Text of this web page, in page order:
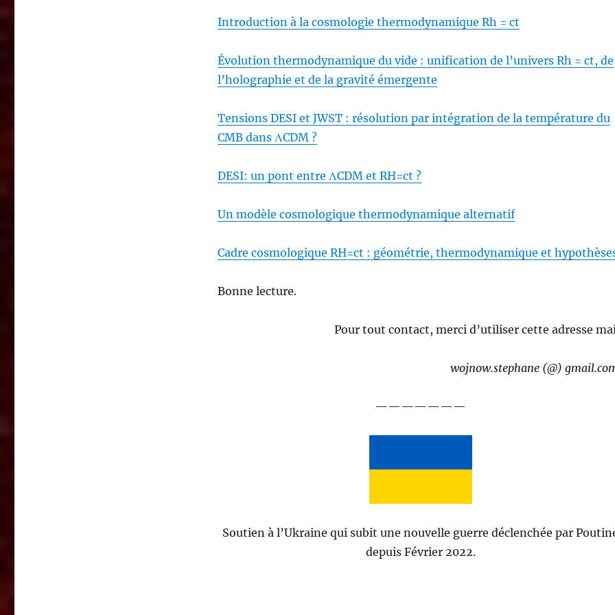
Introduction à la cosmologie thermodynamique Rh = ct
Évolution thermodynamique du vide : unification de l’univers Rh = ct, de
l’holographie et de la gravité émergente
Tensions DESI et JWST : résolution par intégration de la température du
CMB dans ΛCDM ?
DESI: un pont entre ΛCDM et RH=ct ?
Un modèle cosmologique thermodynamique alternatif
Cadre cosmologique RH=ct : géométrie, thermodynamique et
Bonne lecture.
Pour tout contact, merci d’utiliser cette adresse
wojnow.stephane (@)
———————
Soutien à l’Ukraine qui subit une nouvelle guerre déclenchée par
depuis Février 2022.